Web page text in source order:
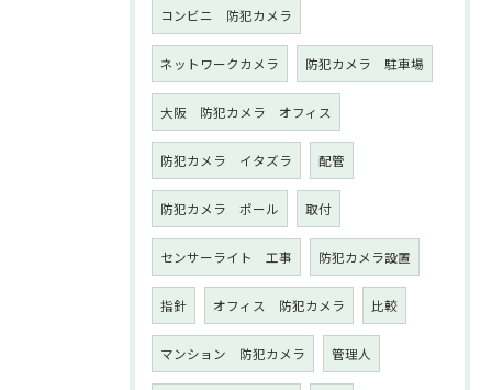
コンビニ 防犯カメラ
ネットワークカメラ 防犯カメラ 駐車場
大阪 防犯カメラ オフィス
防犯カメラ イタズラ 配管
防犯カメラ ポール 取付
センサーライト 工事 防犯カメラ設置
指針 オフィス 防犯カメラ 比較
マンション 防犯カメラ 管理人